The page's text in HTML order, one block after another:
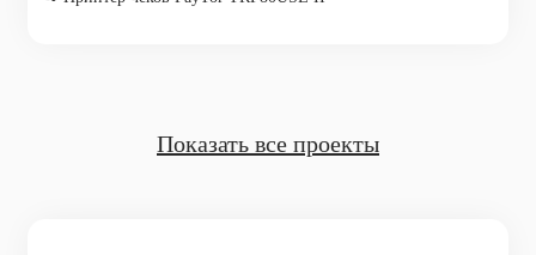
Показать все проекты